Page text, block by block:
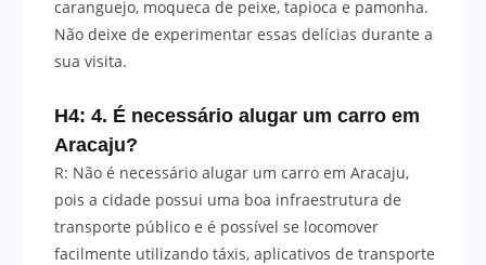
caranguejo, moqueca de peixe, tapioca e pamonha.
Não deixe de experimentar essas delícias durante a
sua visita.
H4: 4. É necessário alugar um carro em
Aracaju?
R: Não é necessário alugar um carro em Aracaju,
pois a cidade possui uma boa infraestrutura de
transporte público e é possível se locomover
facilmente utilizando táxis, aplicativos de transporte